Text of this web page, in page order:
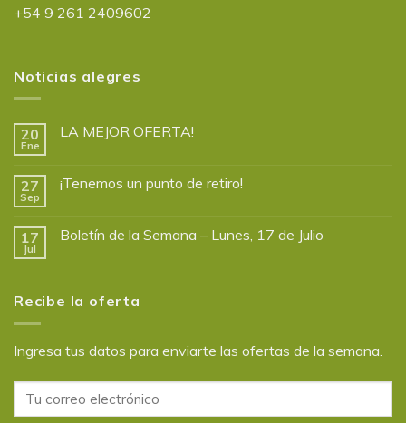
+54 9 261 2409602
Noticias alegres
20
Ene
LA MEJOR OFERTA!
27
Sep
¡Tenemos un punto de retiro!
17
Jul
Boletín de la Semana – Lunes, 17 de Julio
Recibe la oferta
Ingresa tus datos para enviarte las ofertas de la semana.